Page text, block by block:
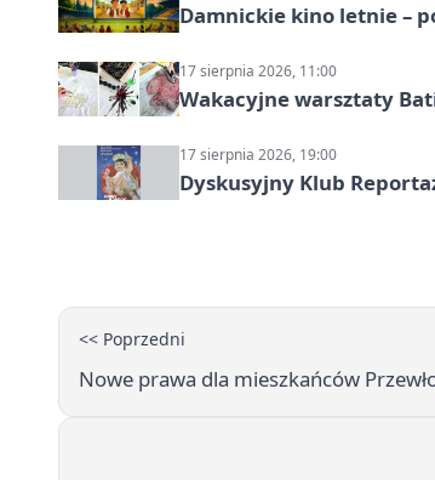
Damnickie kino letnie –
17 sierpnia 2026, 11:00
Wakacyjne warsztaty
17 sierpnia 2026, 19:00
Dyskusyjny Klub
<< Poprzedni
Nowe prawa dla mieszkańców